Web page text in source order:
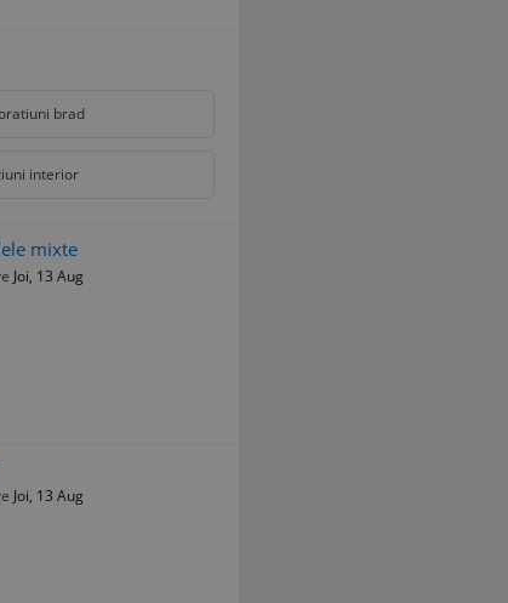
brad
interior
mixte
Joi, 13 Aug
Joi, 13 Aug